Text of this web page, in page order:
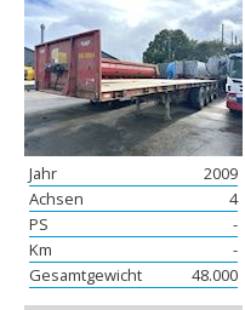
Jahr
2009
Achsen
4
PS
-
Km
-
Gesamtgewicht
48.000